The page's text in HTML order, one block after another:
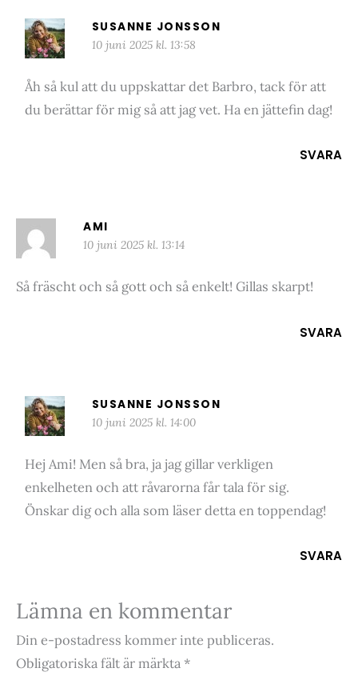
SUSANNE JONSSON
10 juni 2025 kl. 13:58
Åh så kul att du uppskattar det Barbro, tack för att
du berättar för mig så att jag vet. Ha en jättefin dag!
SVARA
AMI
10 juni 2025 kl. 13:14
Så fräscht och så gott och så enkelt! Gillas skarpt!
SVARA
SUSANNE JONSSON
10 juni 2025 kl. 14:00
Hej Ami! Men så bra, ja jag gillar verkligen
enkelheten och att råvarorna får tala för sig.
Önskar dig och alla som läser detta en toppendag!
SVARA
Lämna en kommentar
Din e-postadress kommer inte publiceras.
Obligatoriska fält är märkta *